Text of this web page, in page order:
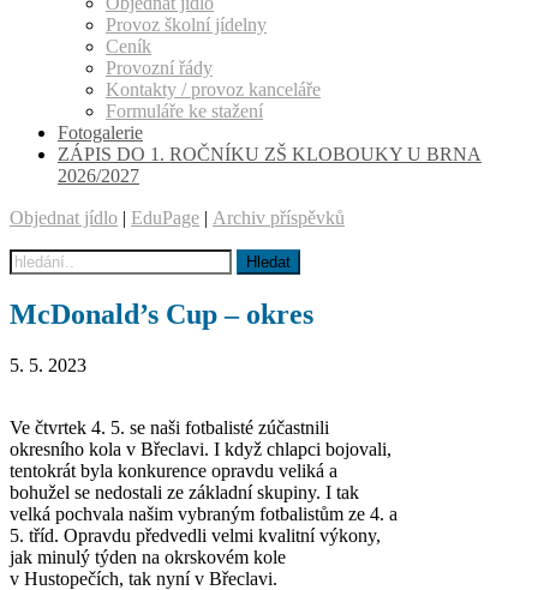
Provoz školní jídelny
Ceník
Provozní řády
Kontakty / provoz kanceláře
Formuláře ke stažení
Fotogalerie
ZÁPIS DO 1. ROČNÍKU ZŠ KLOBOUKY U BRNA
2026/2027
Objednat jídlo | EduPage | Archiv příspěvků
McDonald’s Cup – okres
5. 5. 2023
Ve čtvrtek 4. 5. se naši fotbalisté zúčastnili
okresního kola v Břeclavi. I když chlapci bojovali,
tentokrát byla konkurence opravdu veliká a
bohužel se nedostali ze základní skupiny. I tak
velká pochvala našim vybraným fotbalistům ze 4. a
5. tříd. Opravdu předvedli velmi kvalitní výkony,
jak minulý týden na okrskovém kole
v Hustopečích, tak nyní v Břeclavi.